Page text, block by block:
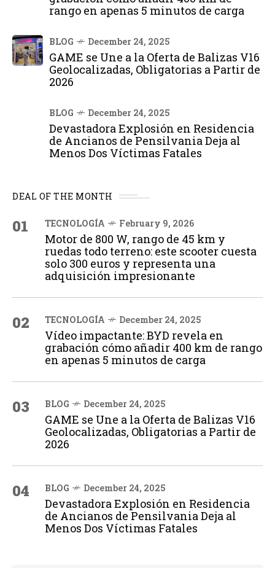
rango en apenas 5 minutos de carga
BLOG December 24, 2025
GAME se Une a la Oferta de Balizas V16
Geolocalizadas, Obligatorias a Partir de
2026
BLOG December 24, 2025
Devastadora Explosión en Residencia
de Ancianos de Pensilvania Deja al
Menos Dos Víctimas Fatales
DEAL OF THE MONTH
01 TECNOLOGÍA February 9, 2026
Motor de 800 W, rango de 45 km y
ruedas todo terreno: este scooter cuesta
solo 300 euros y representa una
adquisición impresionante
02 TECNOLOGÍA December 24, 2025
Vídeo impactante: BYD revela en
grabación cómo añadir 400 km de rango
en apenas 5 minutos de carga
03 BLOG December 24, 2025
GAME se Une a la Oferta de Balizas V16
Geolocalizadas, Obligatorias a Partir de
2026
04 BLOG December 24, 2025
Devastadora Explosión en Residencia
de Ancianos de Pensilvania Deja al
Menos Dos Víctimas Fatales